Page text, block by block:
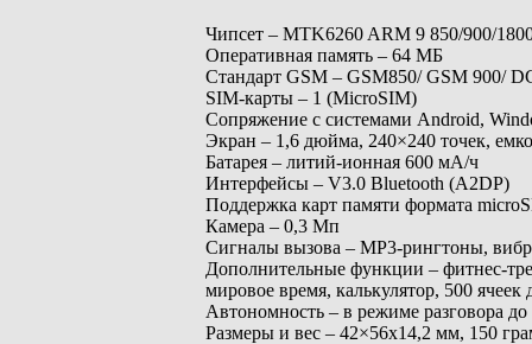
Чипсет – MTK6260 ARM 9 850/900/
Оперативная память – 64 MБ
Стандарт GSM – GSM850/ GSM 900/
SIM-карты – 1 (MicroSIM)
Сопряжение с системами Android,
Экран – 1,6 дюйма, 240×240 точек,
Батарея – литий-ионная 600 мА/ч
Интерфейсы – V3.0 Bluetooth (A2DP)
Поддержка карт памяти формата
Камера – 0,3 Мп
Сигналы вызова – МP3-рингтоны,
Дополнительные функции – фитнес-
мировое время, калькулятор, 500 ячеек
Автономность – в режиме разговора
Размеры и вес – 42×56х14,2 мм, 150